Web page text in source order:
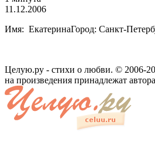
11.12.2006
Имя: ЕкатеринаГород: Санкт-
Целую.ру - стихи о любви. © 2006-
на произведения принадлежат